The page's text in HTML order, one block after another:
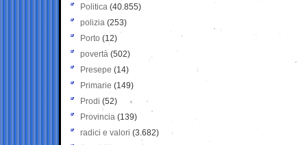
Politica (40.855)
polizia (253)
Porto (12)
povertà (502)
Presepe (14)
Primarie (149)
Prodi (52)
Provincia (139)
radici e valori (3.682)